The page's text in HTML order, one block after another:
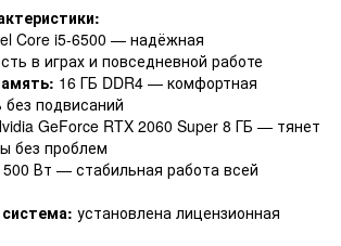
Core i5-6500 — надёжная
в играх и повседневной работе
16 ГБ DDR4 — комфортная
подвисаний
GeForce RTX 2060 Super 8 ГБ — тянет
без проблем
500 Вт — стабильная работа всей
установлена лицензионная